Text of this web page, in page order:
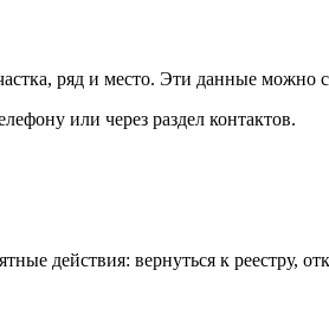
ряд и место. Эти данные
или через раздел контактов.
действия: вернуться к реестру,